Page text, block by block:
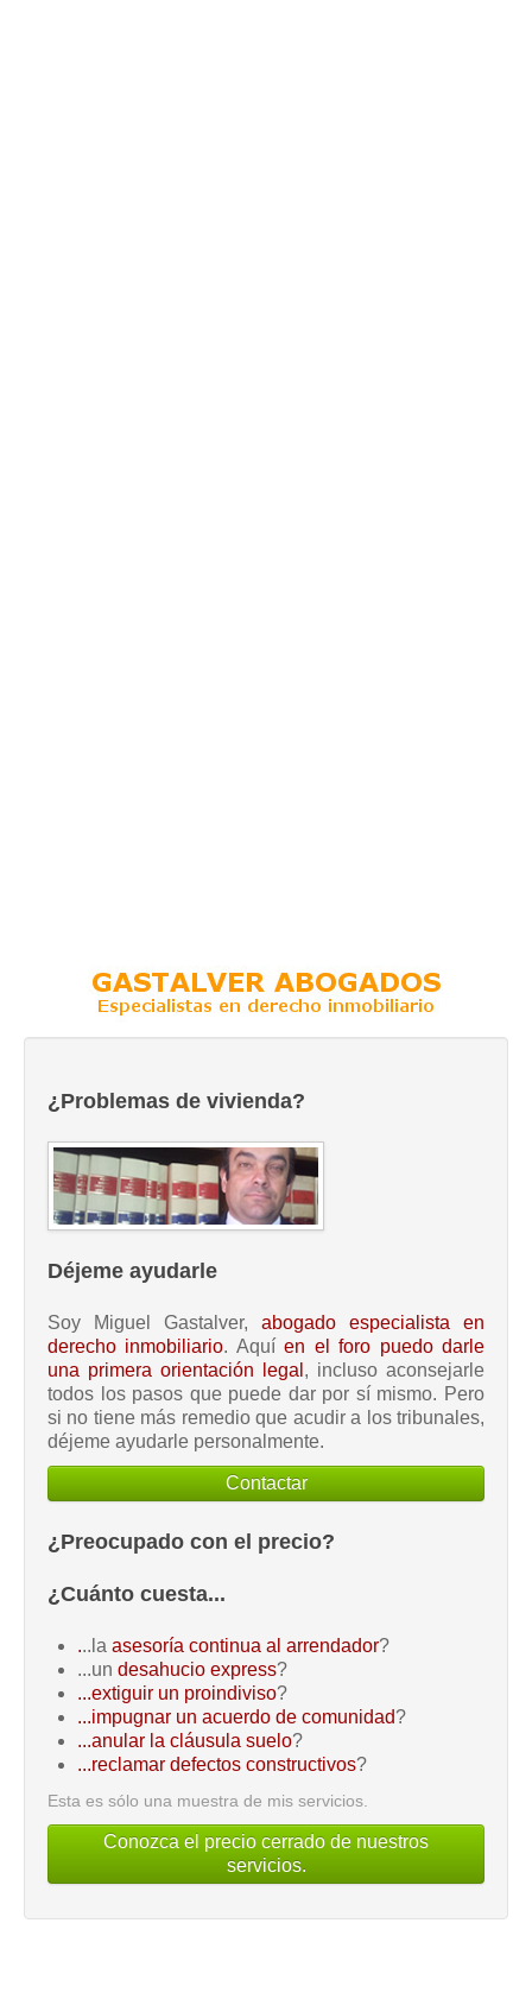
¿Problemas de vivienda?
Déjeme ayudarle
Soy Miguel Gastalver, abogado especialista en
derecho inmobiliario. Aquíen el foro puedo darle
una primera orientación legal , incluso aconsejarle
todos los pasos que puede dar por sí mismo. Pero
si no tiene más remedio que acudir a los tribunales,
déjeme ayudarle personalmente.
Contactar
¿Preocupado con el precio?
¿Cuánto cuesta...
...la asesoría continua al arrendador?
...un desahucio express?
...extiguir un proindiviso?
...impugnar un acuerdo de comunidad?
...anular la cláusula suelo?
...reclamar defectos constructivos?
Esta es sólo una muestra de mis servicios.
Conozca el precio cerrado de nuestros
servicios.